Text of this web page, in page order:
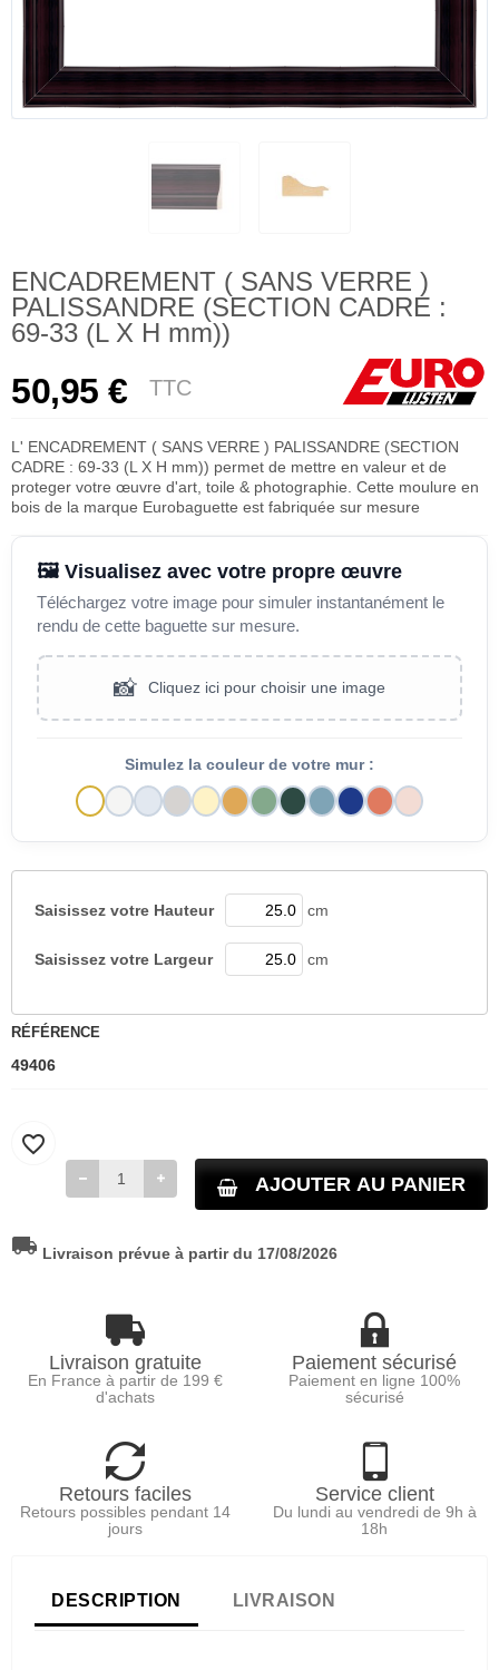
ENCADREMENT ( SANS VERRE )
PALISSANDRE (SECTION CADRE :
69-33 (L X H mm))
50,95 € TTC
L' ENCADREMENT ( SANS VERRE ) PALISSANDRE (SECTION
CADRE : 69-33 (L X H mm)) permet de mettre en valeur et de
proteger votre œuvre d'art, toile & photographie. Cette moulure en
bois de la marque Eurobaguette est fabriquée sur mesure
🖼️ Visualisez avec votre propre œuvre
Téléchargez votre image pour simuler instantanément le
rendu de cette baguette sur mesure.
📸 Cliquez ici pour choisir une image
Simulez la couleur de votre mur :
Saisissez votre Hauteur cm
Saisissez votre Largeur cm
RÉFÉRENCE
49406
AJOUTER AU PANIER
favorite_border
local_shipping Livraison prévue à partir du 17/08/2026
Livraison gratuite
En France à partir de 199 €
d'achats
Paiement sécurisé
Paiement en ligne 100%
sécurisé
Retours faciles
Retours possibles pendant 14
jours
Service client
Du lundi au vendredi de 9h à
18h
DESCRIPTION LIVRAISON